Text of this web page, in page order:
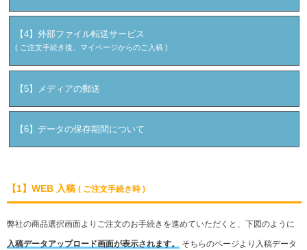
【4】外部ファイル転送サービス
( ご注文手続き後、マイページからのご入稿 )
【5】メディアの郵送
【6】データの保存期間について
【1】WEB 入稿 ( ご注文手続き時 )
弊社の商品選択画面よりご注文のお手続きを進めていただくと、下図のように
入稿データアップロード画面が表示されます。 そちらのページより入稿データ